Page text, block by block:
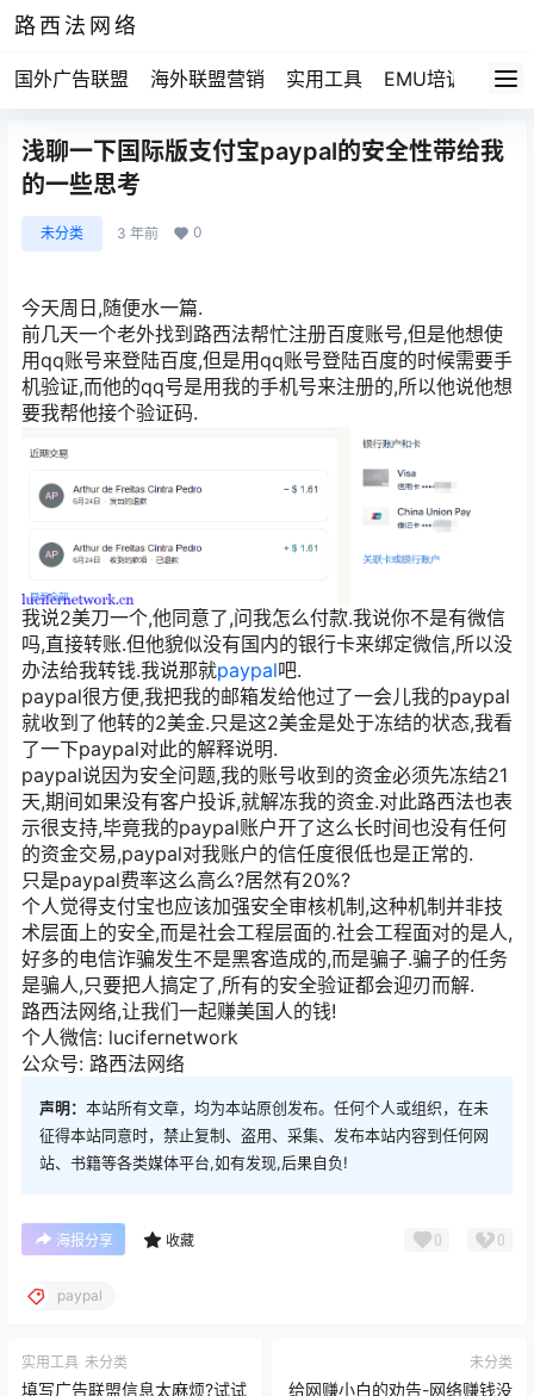
路西法网络
国外广告联盟 海外联盟营销 实用工具 EMU培训 路
浅聊一下国际版支付宝paypal的安全性带给我
的一些思考
未分类 3 年前 0
今天周日,随便水一篇.
前几天一个老外找到路西法帮忙注册百度账号,但是他想使
用qq账号来登陆百度,但是用qq账号登陆百度的时候需要手
机验证,而他的qq号是用我的手机号来注册的,所以他说他想
要我帮他接个验证码.
我说2美刀一个,他同意了,问我怎么付款.我说你不是有微信
吗,直接转账.但他貌似没有国内的银行卡来绑定微信,所以没
办法给我转钱.我说那就paypal吧.
paypal很方便,我把我的邮箱发给他过了一会儿我的paypal
就收到了他转的2美金.只是这2美金是处于冻结的状态,我看
了一下paypal对此的解释说明.
paypal说因为安全问题,我的账号收到的资金必须先冻结21
天,期间如果没有客户投诉,就解冻我的资金.对此路西法也表
示很支持,毕竟我的paypal账户开了这么长时间也没有任何
的资金交易,paypal对我账户的信任度很低也是正常的.
只是paypal费率这么高么?居然有20%?
个人觉得支付宝也应该加强安全审核机制,这种机制并非技
术层面上的安全,而是社会工程层面的.社会工程面对的是人,
好多的电信诈骗发生不是黑客造成的,而是骗子.骗子的任务
是骗人,只要把人搞定了,所有的安全验证都会迎刃而解.
路西法网络,让我们一起赚美国人的钱!
个人微信: lucifernetwork
公众号: 路西法网络
声明： 本站所有文章，均为本站原创发布。任何个人或组织，在未
征得本站同意时，禁止复制、盗用、采集、发布本站内容到任何网
站、书籍等各类媒体平台,如有发现,后果自负!
海报分享 收藏 0 0
paypal
实用工具 未分类
填写广告联盟信息太麻烦?试试
未分类
给网赚小白的劝告-网络赚钱没